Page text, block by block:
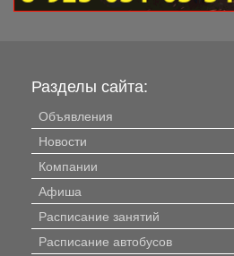
Разделы сайта:
Объявления
Новости
Компании
Афиша
Расписание занятий
Расписание автобусов